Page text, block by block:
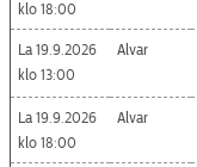
18:00
La 19.9.2026
13:00
Alvar
La 19.9.2026
18:00
Alvar